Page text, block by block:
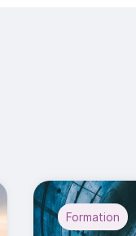
Formation